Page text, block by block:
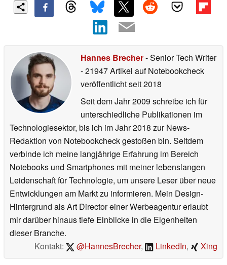
Hannes Brecher- Senior Tech Writer
- 21947 Artikel auf Notebookcheck
veröffentlichtseit 2018
Seit dem Jahr 2009 schreibe ich für
unterschiedliche Publikationen im
Technologiesektor, bis ich im Jahr 2018 zur News-
Redaktion von Notebookcheck gestoßen bin. Seitdem
verbinde ich meine langjährige Erfahrung im Bereich
Notebooks und Smartphones mit meiner lebenslangen
Leidenschaft für Technologie, um unsere Leser über neue
Entwicklungen am Markt zu informieren. Mein Design-
Hintergrund als Art Director einer Werbeagentur erlaubt
mir darüber hinaus tiefe Einblicke in die Eigenheiten
dieser Branche.
Kontakt:
@HannesBrecher, LinkedIn, Xing